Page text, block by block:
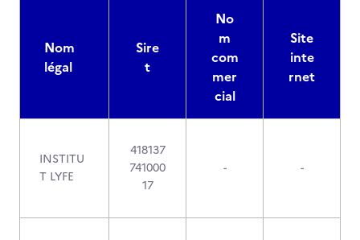
Nom
légal
Sire
t
No
m
com
mer
cial
Site
inte
rnet
INSTITU
T LYFE
418137
741000
17
- -